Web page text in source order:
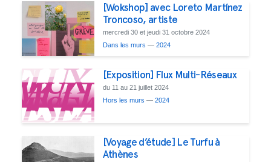
[Wokshop] avec Loreto Martínez
Troncoso, artiste
mercredi 30 et jeudi 31 octobre 2024
Dans les murs — 2024
[Exposition] Flux Multi-Réseaux
du 11 au 21 juillet 2024
Hors les murs — 2024
[Voyage d’étude] Le Turfu à
Athènes